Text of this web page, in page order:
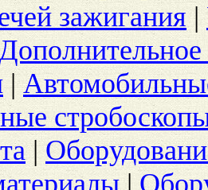
зажигания |
|
|
|